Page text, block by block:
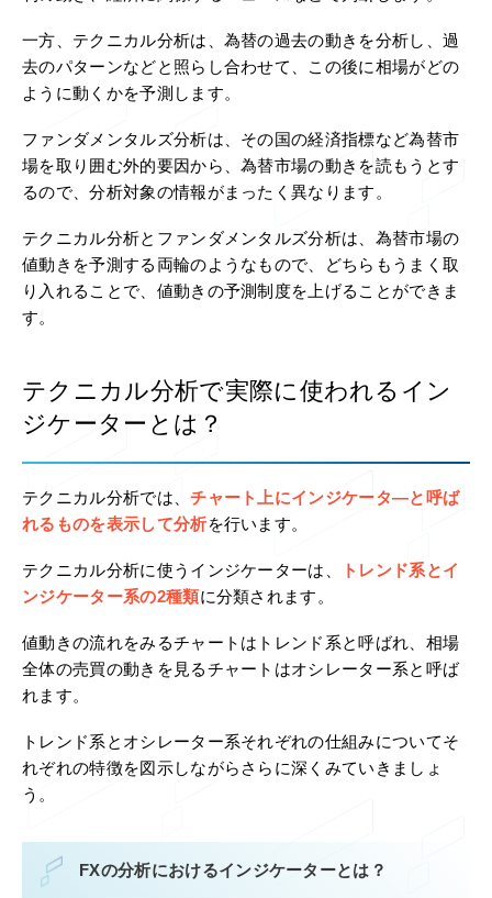
一方、テクニカル分析は、為替の過去の動きを分析し、過
去のパターンなどと照らし合わせて、この後に相場がどの
ように動くかを予測します。
ファンダメンタルズ分析は、その国の経済指標など為替市
場を取り囲む外的要因から、為替市場の動きを読もうとす
るので、分析対象の情報がまったく異なります。
テクニカル分析とファンダメンタルズ分析は、為替市場の
値動きを予測する両輪のようなもので、どちらもうまく取
り入れることで、値動きの予測制度を上げることができま
す。
テクニカル分析で実際に使われるイン
ジケーターとは？
テクニカル分析では、チャート上にインジケータ―と呼ば
れるものを表示して分析を行います。
テクニカル分析に使うインジケーターは、
トレンド系とイ
ンジケーター系の2種類に分類されます。
値動きの流れをみるチャートはトレンド系と呼ばれ、相場
全体の売買の動きを見るチャートはオシレーター系と呼ば
れます。
トレンド系とオシレーター系それぞれの仕組みについてそ
れぞれの特徴を図示しながらさらに深くみていきましょ
う。
FXの分析におけるインジケーターとは？